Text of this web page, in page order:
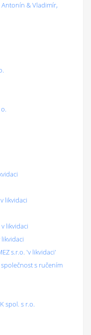
& Vladimír,
likvidaci
likvidaci
likvidaci
s.r.o. 'v likvidaci'
s ručením
spol. s r.o.